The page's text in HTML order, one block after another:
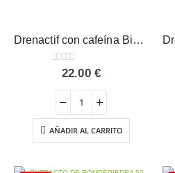
Drenactif con cafeína Bisiluet Intersa 500 ml
out of 5
22.00 €
AÑADIR AL CARRITO